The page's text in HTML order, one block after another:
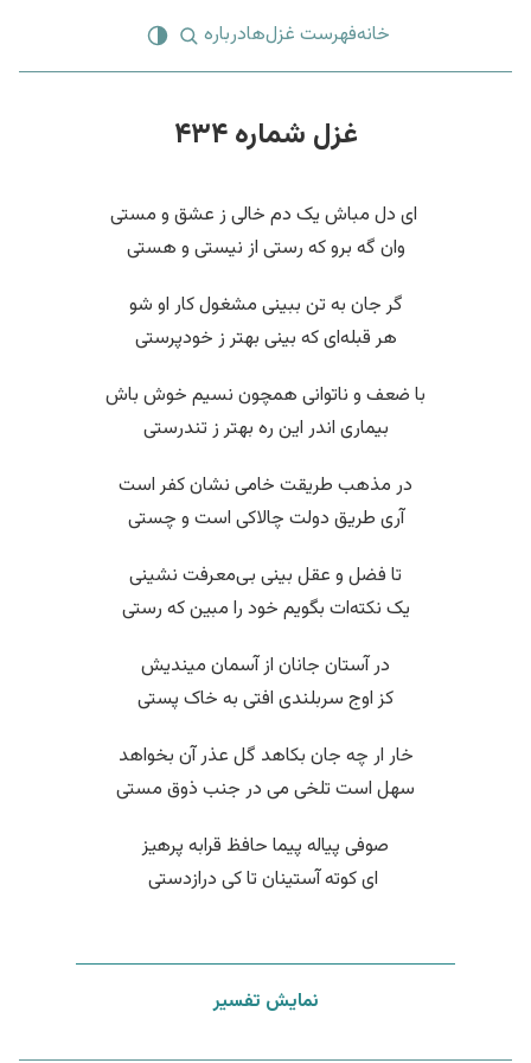
خانهفهرست غزل‌هادرباره
غزل شماره ۴۳۴
‌ ای دل مباش یک دم خالی ز عشق و مستی
وان گه برو که رستی از نیستی و هستی
گر جان به تن ببینی مشغول کار او شو
هر قبله‌ای که بینی بهتر ز خودپرستی
با ضعف و ناتوانی همچون نسیم خوش باش
بیماری اندر این ره بهتر ز تندرستی
در مذهب طریقت خامی نشان کفر است
آری طریق دولت چالاکی است و چستی
تا فضل و عقل بینی بی‌معرفت نشینی
یک نکته‌ات بگویم خود را مبین که رستی
در آستان جانان از آسمان میندیش
کز اوج سربلندی افتی به خاک پستی
خار ار چه جان بکاهد گل عذر آن بخواهد
سهل است تلخی می در جنب ذوق مستی
صوفی پیاله پیما حافظ قرابه پرهیز
‌ ای کوته آستینان تا کی درازدستی
نمایش تفسیر